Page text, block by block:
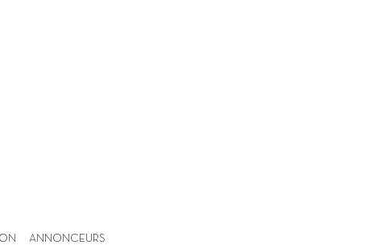
ANNONCEURS